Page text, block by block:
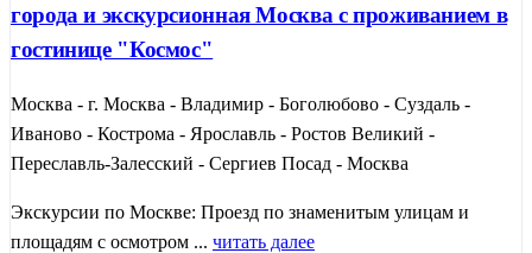
города и экскурсионная Москва с проживанием в
гостинице "Космос"
Москва - г. Москва - Владимир - Боголюбово - Суздаль -
Иваново - Кострома - Ярославль - Ростов Великий -
Переславль-Залесский - Сергиев Посад - Москва
Экскурсии по Москве: Проезд по знаменитым улицам и
площадям с осмотром ... читать далее